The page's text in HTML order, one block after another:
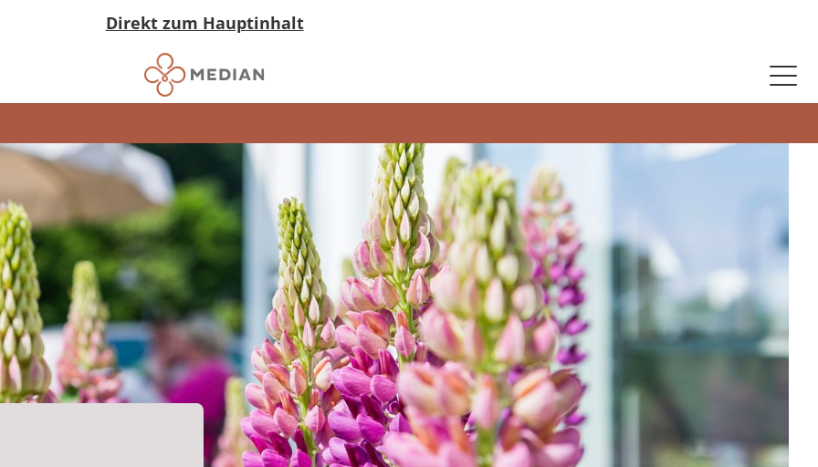
Direkt zum Hauptinhalt